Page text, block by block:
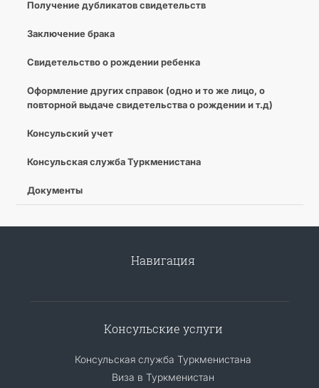
Получение дубликатов свидетельств
Заключение брака
Свидетельство о рождении ребенка
Оформление других справок (одно и то же лицо, о
повторной выдаче свидетельства о рождении и т.д)
Консульский учет
Консульская служба Туркменистана
Документы
Навигация
Консульские услуги
Консульская служба Туркменистана
Виза в Туркменистан